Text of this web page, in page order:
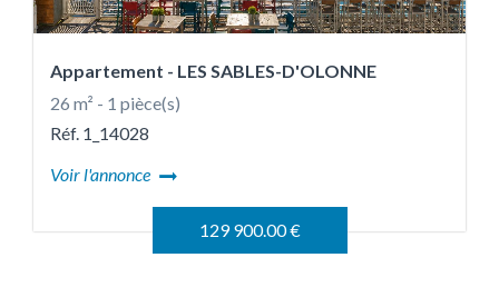
Appartement - LES SABLES-D'OLONNE
26 m² - 1 pièce(s)
Réf. 1_14028
Voir l'annonce
129 900.00 €